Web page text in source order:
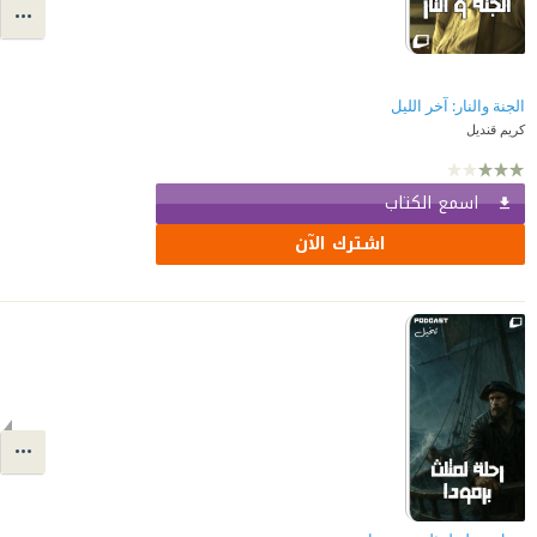
الجنة والنار: آخر الليل
كريم قنديل
اسمع الكتاب
اشترك الآن